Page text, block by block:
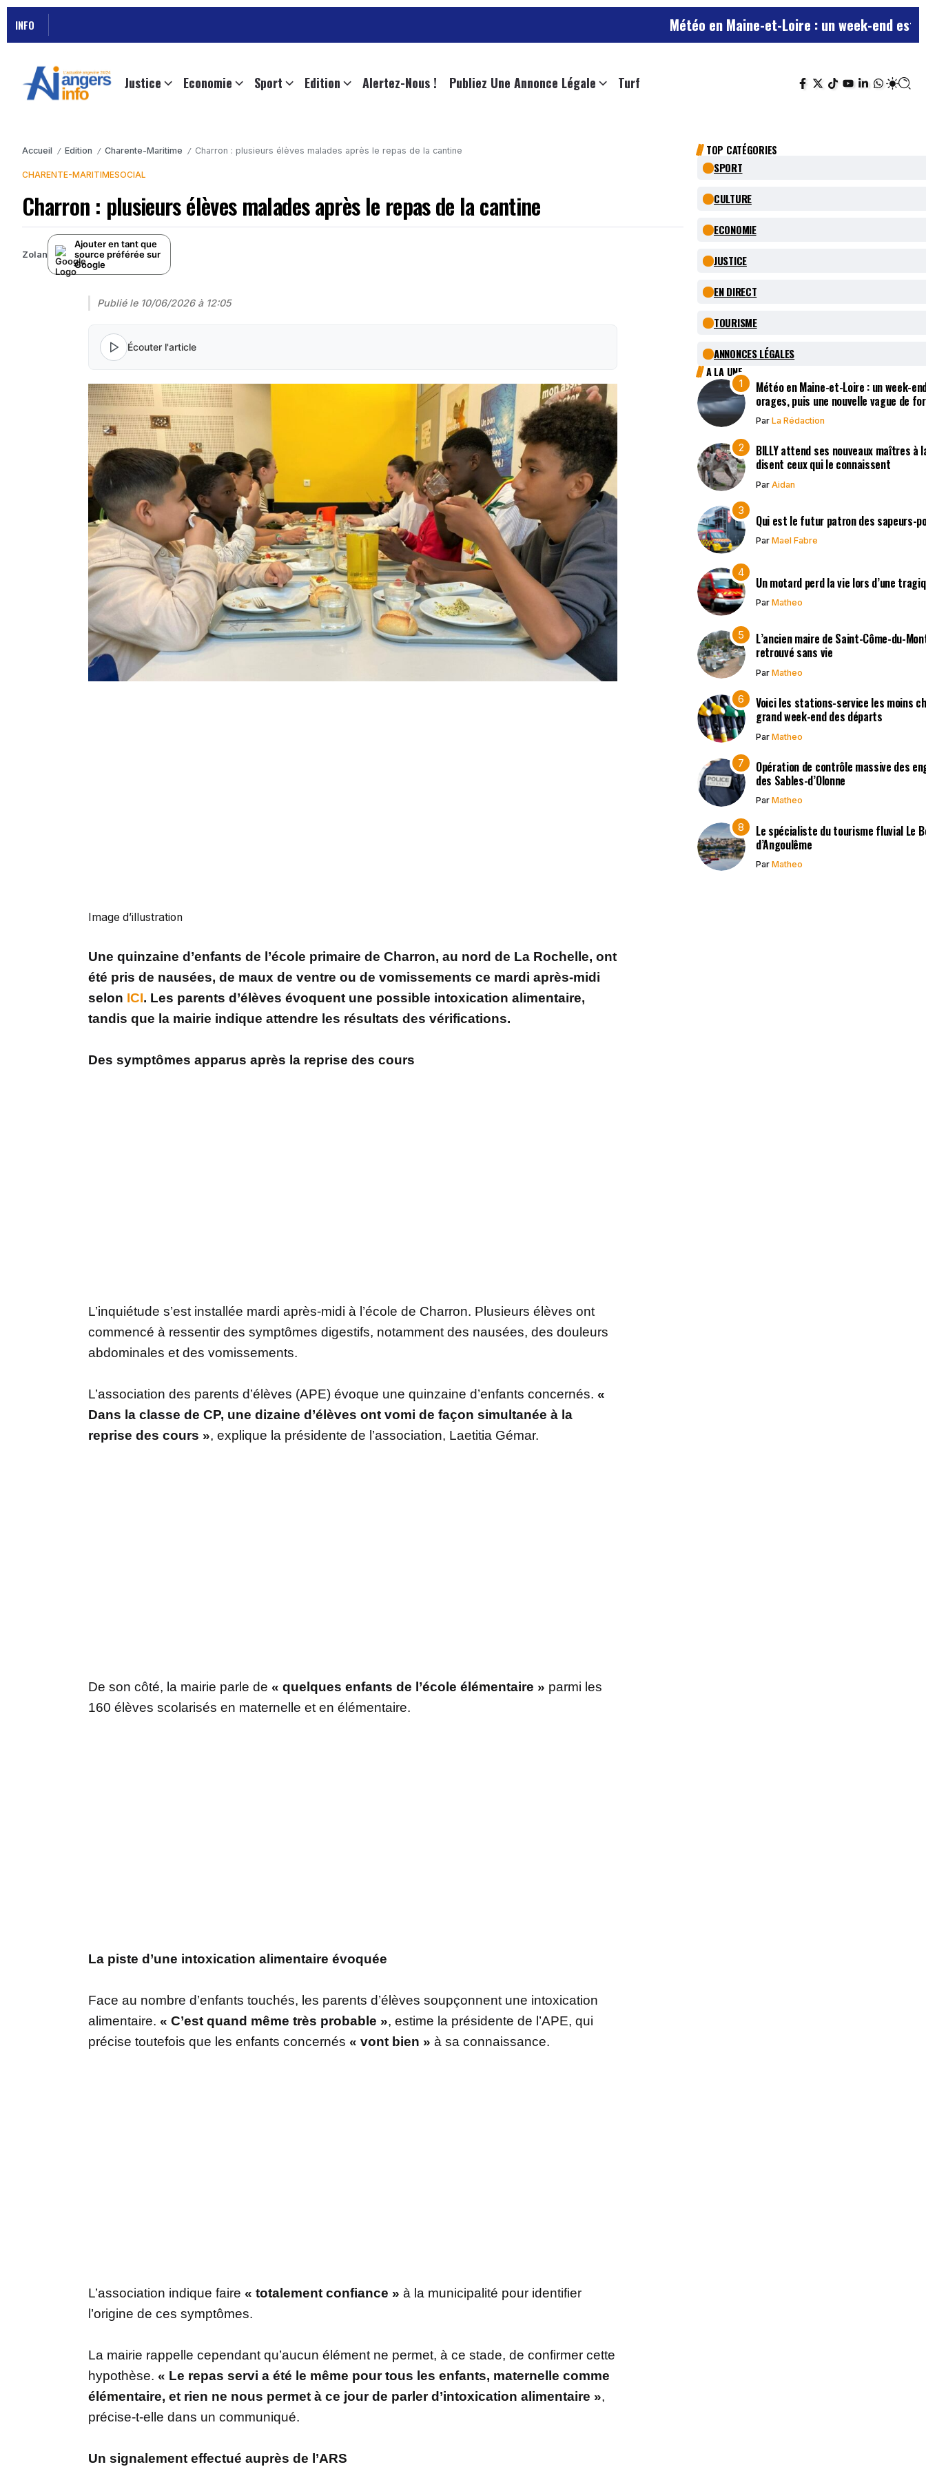
INFO Météo en Maine-et-Loire : un week-end estival
Justice Economie Sport Edition Alertez-Nous ! Publiez Une Annonce Légale Turf
Accueil / Edition / Charente-Maritime / Charron : plusieurs élèves malades après le repas de la cantine
CHARENTE-MARITIMESOCIAL
Charron : plusieurs élèves malades après le repas de la cantine
Zolan
Ajouter en tant que
source préférée sur
Google
Publié le 10/06/2026 à 12:05
Écouter l'article
Image d’illustration
Une quinzaine d’enfants de l’école primaire de Charron, au nord de La Rochelle, ont
été pris de nausées, de maux de ventre ou de vomissements ce mardi après-midi
selon ICI. Les parents d’élèves évoquent une possible intoxication alimentaire,
tandis que la mairie indique attendre les résultats des vérifications.
Des symptômes apparus après la reprise des cours
L’inquiétude s’est installée mardi après-midi à l’école de Charron. Plusieurs élèves ont
commencé à ressentir des symptômes digestifs, notamment des nausées, des douleurs
abdominales et des vomissements.
L’association des parents d’élèves (APE) évoque une quinzaine d’enfants concernés. «
Dans la classe de CP, une dizaine d’élèves ont vomi de façon simultanée à la
reprise des cours », explique la présidente de l’association, Laetitia Gémar.
De son côté, la mairie parle de « quelques enfants de l’école élémentaire » parmi les
160 élèves scolarisés en maternelle et en élémentaire.
La piste d’une intoxication alimentaire évoquée
Face au nombre d’enfants touchés, les parents d’élèves soupçonnent une intoxication
alimentaire. « C’est quand même très probable », estime la présidente de l’APE, qui
précise toutefois que les enfants concernés « vont bien » à sa connaissance.
L’association indique faire « totalement confiance » à la municipalité pour identifier
l’origine de ces symptômes.
La mairie rappelle cependant qu’aucun élément ne permet, à ce stade, de confirmer cette
hypothèse. « Le repas servi a été le même pour tous les enfants, maternelle comme
élémentaire, et rien ne nous permet à ce jour de parler d’intoxication alimentaire »,
précise-t-elle dans un communiqué.
Un signalement effectué auprès de l’ARS
TOP CATÉGORIES
SPORT
CULTURE
ECONOMIE
JUSTICE
EN DIRECT
TOURISME
ANNONCES LÉGALES
A LA UNE
Météo en Maine-et-Loire : un week-
orages, puis une nouvelle vague de
Par La Rédaction
BILLY attend ses nouveaux maîtres à
disent ceux qui le connaissent
Par Aidan
Qui est le futur patron des sapeurs-
Par Mael Fabre
Un motard perd la vie lors d’une
Par Matheo
L’ancien maire de Saint-Côme-du-
retrouvé sans vie
Par Matheo
Voici les stations-service les moins
grand week-end des départs
Par Matheo
Opération de contrôle massive des
des Sables-d’Olonne
Par Matheo
Le spécialiste du tourisme fluvial Le
d’Angoulême
Par Matheo